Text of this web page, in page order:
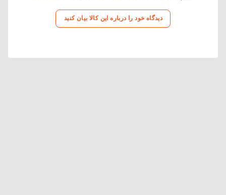
دیدگاه خود را درباره این کالا بیان کنید